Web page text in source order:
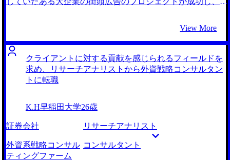
なってしまいました。これでは、長期的な視点での戦略提案
ができず限られた範囲での業務に終始してしまうと不満を感
じてしまいました。 広告という領域だけでなく、クライア
ントの幅広い課題解決のために最適な施策を考えたいと感じ
るようになりました。また、事業成長に継続的に貢献できる
た。広告代理店とコンサルティングファームは事業領域に互
いに進出しているという現状があります。コンサルティング
ファームの方が、広告運用だけでなく事業戦略・組織戦略・
新規事業などの幅広い経営課題の解決に従事できるためやり
たい業務に近いと考えました。中でも、トラディショナルな
View More
クライアントに対する貢献を感じられるフィールドを
求め、リサーチアナリストから外資戦略コンサルタン
トに転職
K.H早稲田大学26歳
証券会社 リサーチアナリスト
外資系戦略コンサル
ティングファーム
コンサルタント